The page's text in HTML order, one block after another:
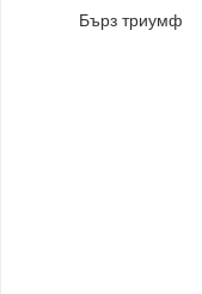
Бърз триумф